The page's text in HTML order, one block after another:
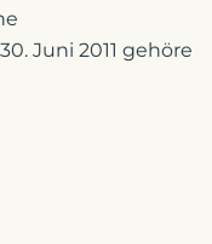
Juni 2011 gehöre